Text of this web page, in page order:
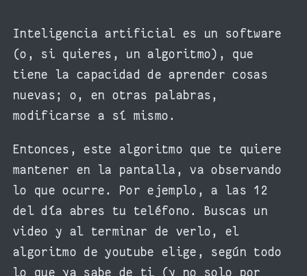
Inteligencia artificial es un software
(o, si quieres, un algoritmo), que
tiene la capacidad de aprender cosas
nuevas; o, en otras palabras,
modificarse a sí mismo.
Entonces, este algoritmo que te quiere
mantener en la pantalla, va observando
lo que ocurre. Por ejemplo, a las 12
del día abres tu teléfono. Buscas un
video y al terminar de verlo, el
algoritmo de youtube elige, según todo
lo que ya sabe de ti (y no solo por